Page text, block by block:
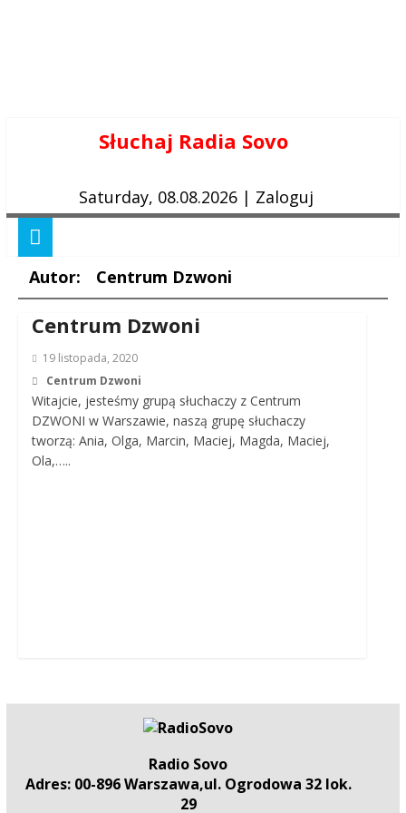
Słuchaj Radia Sovo
Saturday, 08.08.2026 | Zaloguj
Autor: Centrum Dzwoni
Centrum Dzwoni
19 listopada, 2020
Centrum Dzwoni
Witajcie, jesteśmy grupą słuchaczy z Centrum
DZWONI w Warszawie, naszą grupę słuchaczy
tworzą: Ania, Olga, Marcin, Maciej, Magda, Maciej,
Ola,…..
Radio Sovo
Adres: 00-896 Warszawa,ul. Ogrodowa 32 lok.
29